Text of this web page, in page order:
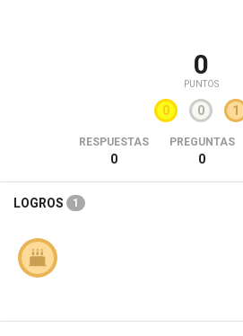
0
PUNTOS
0 0 1
RESPUESTAS
0
PREGUNTAS
0
LOGROS 1